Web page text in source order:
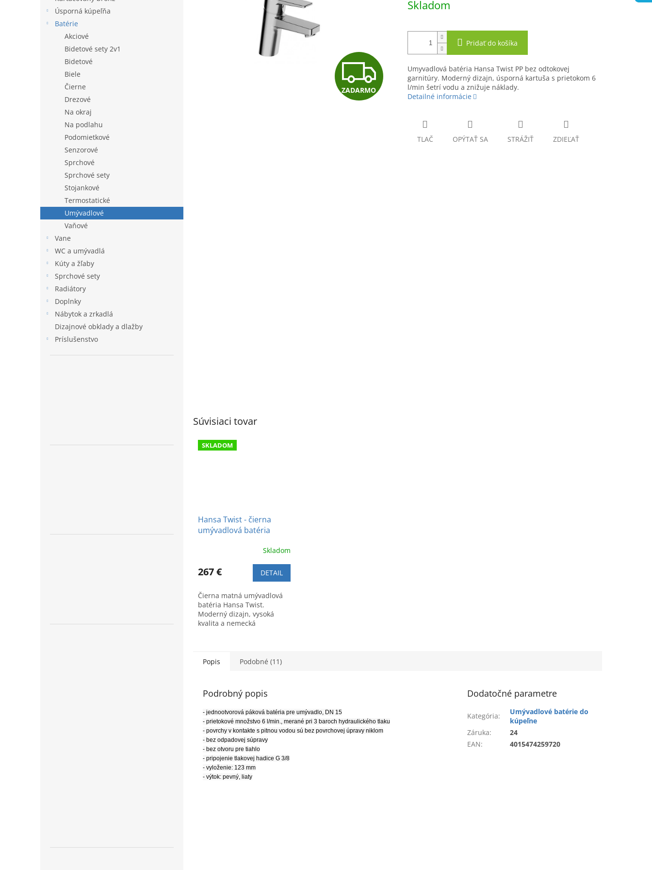
Úsporná kúpeľňa
Batérie
Akciové
Bidetové sety 2v1
Bidetové
Biele
Čierne
Drezové
Na okraj
Na podlahu
Podomietkové
Senzorové
Sprchové
Sprchové sety
Stojankové
Termostatické
Umývadlové
Vaňové
Vane
WC a umývadlá
Kúty a žľaby
Sprchové sety
Radiátory
Doplnky
Nábytok a zrkadlá
Dizajnové obklady a dlažby
Príslušenstvo
hviezdičiek.
Z
A
ZADARMO
cena:
Skladom
Pridať do košíka
Umyvadlová batéria Hansa Twist PP bez odtokovej
garnitúry. Moderný dizajn, úsporná kartuša s prietokom 6
l/min šetrí vodu a znižuje náklady.
Detailné informácie
TLAČ OPÝTAŤ SA STRÁŽIŤ ZDIEĽAŤ
Súvisiaci tovar
SKLADOM
Hansa Twist - čierna
umývadlová batéria
Skladom
267 € DETAIL
Čierna matná umývadlová
batéria Hansa Twist.
Moderný dizajn, vysoká
kvalita a nemecká
Popis Podobné (11)
Podrobný popis
- jednootvorová páková batéria pre umývadlo, DN 15
- prietokové množstvo 6 l/min., merané pri 3 baroch hydraulického tlaku
- povrchy v kontakte s pitnou vodou sú bez povrchovej úpravy niklom
- bez odpadovej súpravy
- bez otvoru pre tiahlo
- pripojenie tlakovej hadice G 3/8
- vyloženie: 123 mm
- výtok: pevný, liaty
Dodatočné parametre
Kategória:
Umývadlové batérie do
kúpeľne
Záruka:
24
EAN: 4015474259720